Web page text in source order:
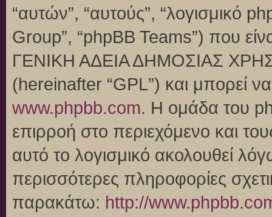
“αυτών”, “αυτούς”, “λογισμικό
Group”, “phpBB Teams”) που
ΓΕΝΙΚΗ ΑΔΕΙΑ ΔΗΜΟΣΙΑΣ
(hereinafter “GPL”) και μπορεί
www.phpbb.com. Η ομάδα του
επιρροή στο περιεχόμενο και
αυτό το λογισμικό ακολουθεί
περισσότερες πληροφορίες
παρακάτω: http://